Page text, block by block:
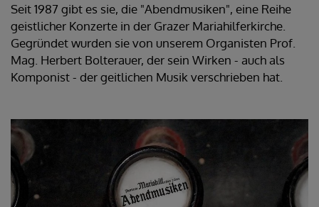
Seit 1987 gibt es sie, die "Abendmusiken", eine Reihe
geistlicher Konzerte in der Grazer Mariahilferkirche.
Gegründet wurden sie von unserem Organisten Prof.
Mag. Herbert Bolterauer, der sein Wirken - auch als
Komponist - der geitlichen Musik verschrieben hat.